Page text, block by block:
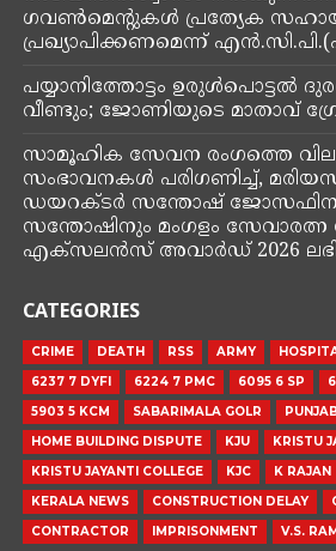
ബാധ്യത ഉണ്ടായിരുന്നതെന്ന്
കൂട്ടക്കൊലപാതക കേസിലെ പ്രതി
ഷെമി.